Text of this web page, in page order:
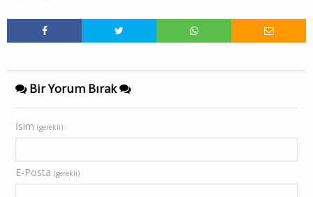
Bir Yorum Bırak
İsim (gerekli)
E-Posta (gerekli)